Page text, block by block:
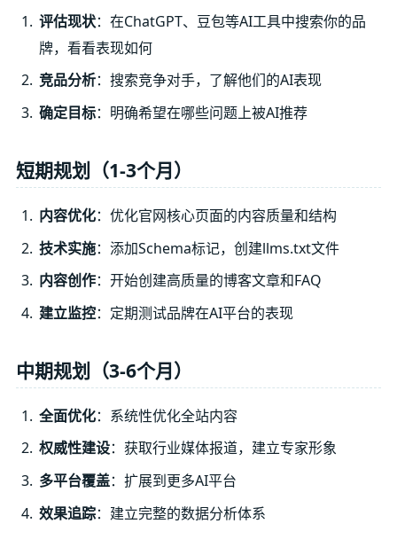
评估现状：在ChatGPT、豆包等AI工具中搜索你的品
牌，看看表现如何
竞品分析：搜索竞争对手，了解他们的AI表现
确定目标：明确希望在哪些问题上被AI推荐
短期规划（1-3个月）
内容优化：优化官网核心页面的内容质量和结构
技术实施：添加Schema标记，创建llms.txt文件
内容创作：开始创建高质量的博客文章和FAQ
建立监控：定期测试品牌在AI平台的表现
中期规划（3-6个月）
全面优化：系统性优化全站内容
权威性建设：获取行业媒体报道，建立专家形象
多平台覆盖：扩展到更多AI平台
效果追踪：建立完整的数据分析体系